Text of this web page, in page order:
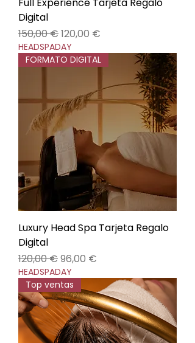
Digital
Precio
150,00 €Precio de oferta
120,00 €
HEADSPADAY
FORMATO DIGITAL
Luxury Head Spa Tarjeta Regalo
Digital
Precio
120,00 €Precio de oferta
96,00 €
HEADSPADAY
Top ventas